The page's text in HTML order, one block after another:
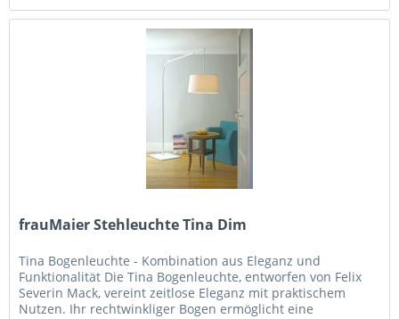
frauMaier Stehleuchte Tina Dim
Tina Bogenleuchte - Kombination aus Eleganz und
Funktionalität Die Tina Bogenleuchte, entworfen von Felix
Severin Mack, vereint zeitlose Eleganz mit praktischem
Nutzen. Ihr rechtwinkliger Bogen ermöglicht eine